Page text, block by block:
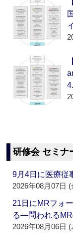
研修会 セミナ
9月4日に医療
2026年08月07日 (
21日にMRフォ
る―問われる
2026年08月06日 (